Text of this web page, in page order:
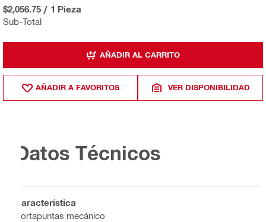
Sub-Total
$2,056.75 / 1 Pieza
AÑADIR AL CARRITO
AÑADIR A FAVORITOS VER DISPONIBILIDAD
Datos Técnicos
Característica
Portapuntas mecánico